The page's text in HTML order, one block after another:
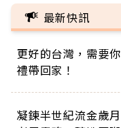
最新快訊
更好的台灣，需要
禮帶回家！
凝鍊半世紀流金歲